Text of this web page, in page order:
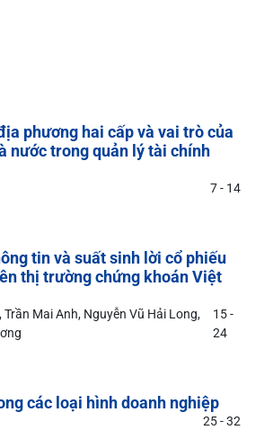
phương hai cấp và vai trò của
nước trong quản lý tài chính
7 - 14
tin và suất sinh lời cổ phiếu
thị trường chứng khoán Việt
Trần Mai Anh, Nguyễn Vũ Hải Long,
15 -
24
các loại hình doanh nghiệp
25 - 32